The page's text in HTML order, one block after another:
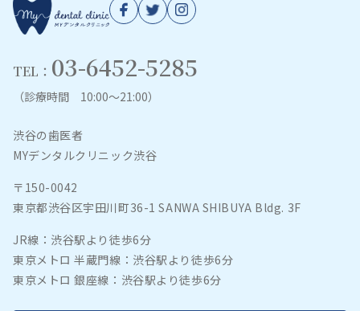
TEL： 03-6452-5285
（診療時間 10:00～21:00）
渋谷の歯医者
MYデンタルクリニック渋谷
〒150-0042
東京都渋谷区宇田川町36-1 SANWA SHIBUYA Bldg. 3F
JR線：渋谷駅より徒歩6分
東京メトロ 半蔵門線：渋谷駅より徒歩6分
東京メトロ 銀座線：渋谷駅より徒歩6分